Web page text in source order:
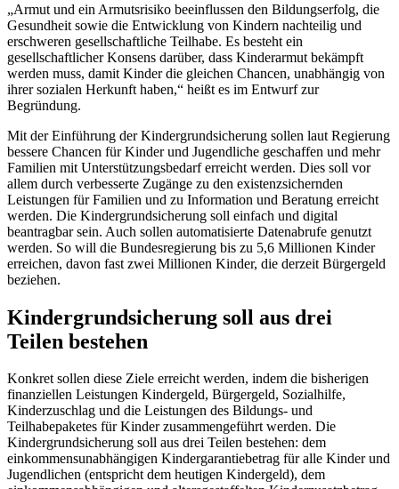
„Armut und ein Armutsrisiko beeinflussen den Bildungserfolg, die
Gesundheit sowie die Entwicklung von Kindern nachteilig und
erschweren gesellschaftliche Teilhabe. Es besteht ein
gesellschaftlicher Konsens darüber, dass Kinderarmut bekämpft
werden muss, damit Kinder die gleichen Chancen, unabhängig von
ihrer sozialen Herkunft haben,“ heißt es im Entwurf zur
Begründung.
Mit der Einführung der Kindergrundsicherung sollen laut Regierung
bessere Chancen für Kinder und Jugendliche geschaffen und mehr
Familien mit Unterstützungsbedarf erreicht werden. Dies soll vor
allem durch verbesserte Zugänge zu den existenzsichernden
Leistungen für Familien und zu Information und Beratung erreicht
werden. Die Kindergrundsicherung soll einfach und digital
beantragbar sein. Auch sollen automatisierte Datenabrufe genutzt
werden. So will die Bundesregierung bis zu 5,6 Millionen Kinder
erreichen, davon fast zwei Millionen Kinder, die derzeit Bürgergeld
beziehen.
Kindergrundsicherung soll aus drei
Teilen bestehen
Konkret sollen diese Ziele erreicht werden, indem die bisherigen
finanziellen Leistungen Kindergeld, Bürgergeld, Sozialhilfe,
Kinderzuschlag und die Leistungen des Bildungs- und
Teilhabepaketes für Kinder zusammengeführt werden. Die
Kindergrundsicherung soll aus drei Teilen bestehen: dem
einkommensunabhängigen Kindergarantiebetrag für alle Kinder und
Jugendlichen (entspricht dem heutigen Kindergeld), dem